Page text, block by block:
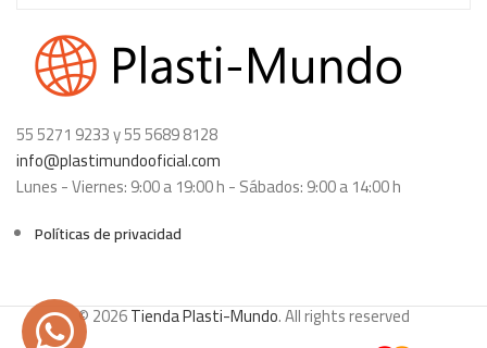
55 5271 9233 y 55 5689 8128
info@plastimundooficial.com
Lunes - Viernes: 9:00 a 19:00 h - Sábados: 9:00 a 14:00 h
Políticas de privacidad
© 2026Tienda Plasti-Mundo. All rights reserved